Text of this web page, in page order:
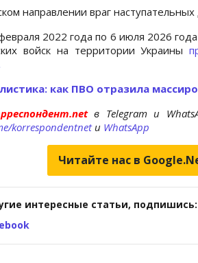
направлении враг
2022 года по 6 июля 2026
войск на территории Украины
как ПВО отразила
в Telegram и
korrespondentnetи WhatsApp
Читайте нас в
интересные статьи, подпишись: